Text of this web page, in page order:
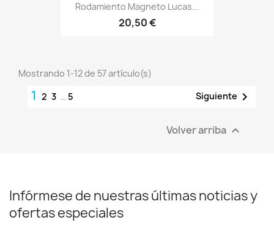
Rodamiento Magneto Lucas...
20,50 €
Mostrando 1-12 de 57 artículo(s)
1 2 3 … 5 Siguiente 
Volver arriba 
Infórmese de nuestras últimas noticias y
ofertas especiales